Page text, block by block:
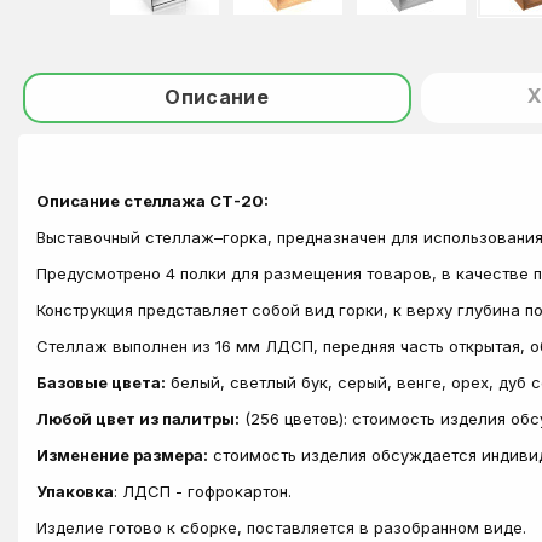
Описание
Описание стеллажа СТ-20:
Выставочный стеллаж–горка, предназначен для
Предусмотрено 4 полки для размещения товаров, в качестве
Конструкция представляет собой вид горки, к верху
Стеллаж выполнен из 16 мм ЛДСП, передняя часть открытая,
Базовые цвета: белый, светлый бук, серый, венге, орех, дуб
Любой цвет из палитры: (256 цветов): стоимость изделия
Изменение размера: стоимость изделия обсуждается
Упаковка: ЛДСП - гофрокартон.
Изделие готово к сборке, поставляется в разобранном виде.